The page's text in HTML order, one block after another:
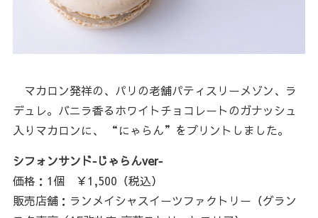
マカロン発祥の、パリの老舗パティスリーメゾン、ラ
デュレ。バニラ香るホワイトチョコレートのガナッシュ
入りマカロンに、 “にゃらん”をプリントしました。
シフォンサンド‐じゃらんver‐
価格：1個 ￥1,500（税込）
販売店舗：ランメイシャスイーツファクトリー（グラン